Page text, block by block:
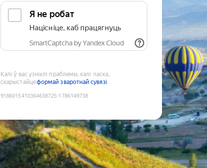
Я не робат
Націсніце, каб працягнуць
SmartCaptcha by Yandex Cloud
Калі ў вас узніклі праблемы, калі ласка,
скарыстайцеформай зваротнай сувязі
9186015410364638725:1786149738